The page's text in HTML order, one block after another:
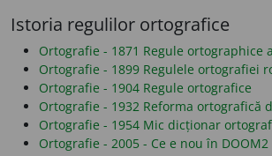
Istoria regulilor ortografice
Ortografie - 1871 Regule ortographice
Ortografie - 1899 Regulele ortografiei
Ortografie - 1904 Regule ortografice
Ortografie - 1932 Reforma ortografică
Ortografie - 1954 Mic dicționar
Ortografie - 2005 - Ce e nou în DOOM2